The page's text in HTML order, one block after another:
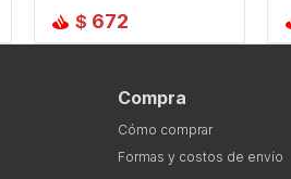
$ 672
Compra
Cómo comprar
Formas y costos de envío